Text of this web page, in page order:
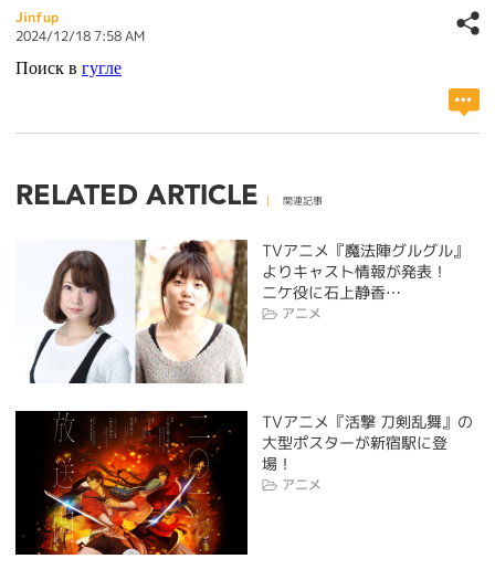
Jinfup
2024/12/18 7:58 AM
Поиск в гугле
RELATED ARTICLE 関連記事
TVアニメ『魔法陣グルグル』
よりキャスト情報が発表！
ニケ役に石上静香…
アニメ
TVアニメ『活撃 刀剣乱舞』の
大型ポスターが新宿駅に登
場！
アニメ